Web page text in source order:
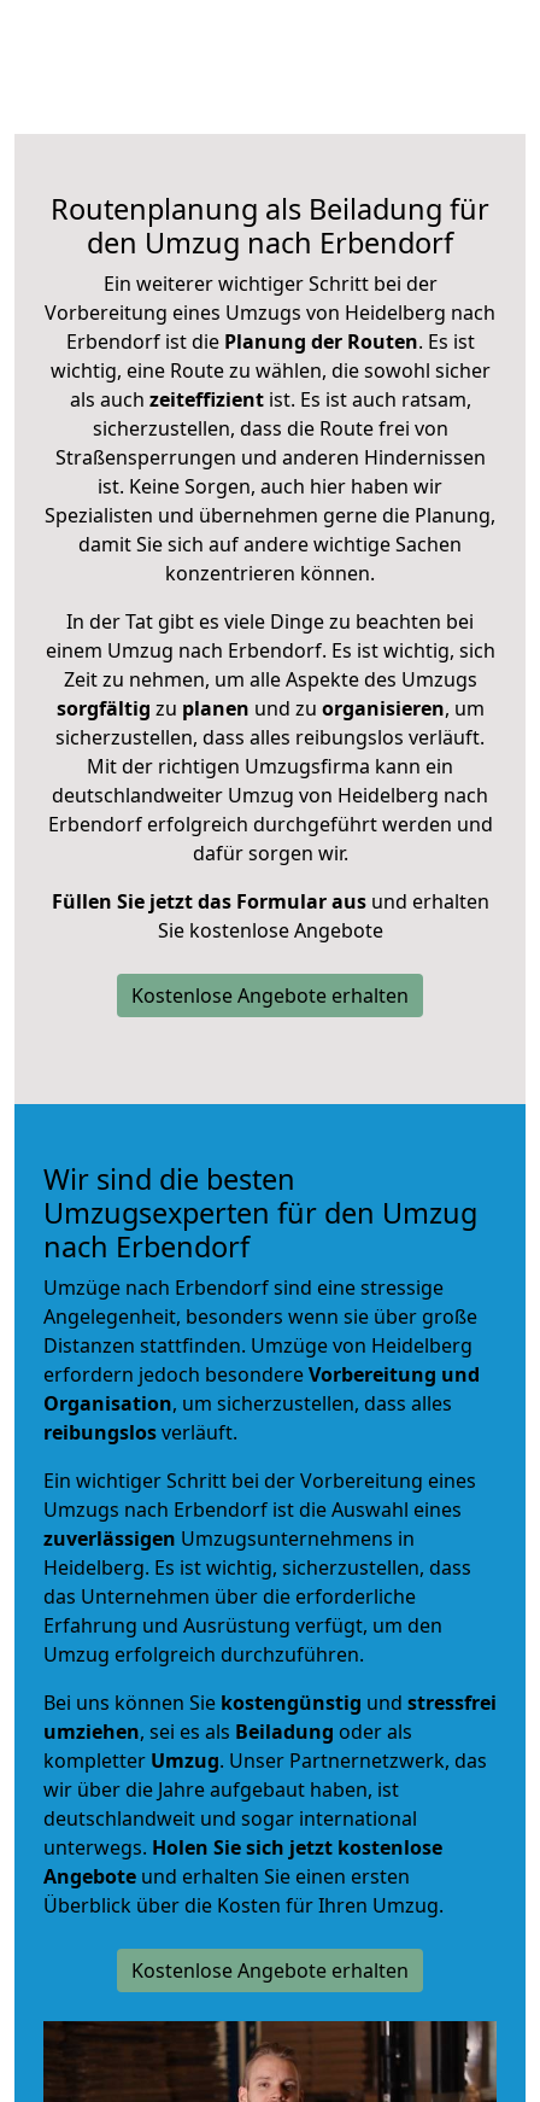
Routenplanung als Beiladung für
den Umzug nach Erbendorf
Ein weiterer wichtiger Schritt bei der
Vorbereitung eines Umzugs von Heidelberg nach
Erbendorf ist diePlanung der Routen. Es ist
wichtig, eine Route zu wählen, die sowohl sicher
als auch zeiteffizientist. Es ist auch ratsam,
sicherzustellen, dass die Route frei von
Straßensperrungen und anderen Hindernissen
ist. Keine Sorgen, auch hier haben wir
Spezialisten und übernehmen gerne die Planung,
damit Sie sich auf andere wichtige Sachen
konzentrieren können.
In der Tat gibt es viele Dinge zu beachten bei
einem Umzug nach Erbendorf. Es ist wichtig, sich
Zeit zu nehmen, um alle Aspekte des Umzugs
sorgfältig zu planen und zu organisieren, um
sicherzustellen, dass alles reibungslos verläuft.
Mit der richtigen Umzugsfirma kann ein
deutschlandweiter Umzug von Heidelberg nach
Erbendorf erfolgreich durchgeführt werden und
dafür sorgen wir.
Füllen Sie jetzt das Formular ausund erhalten
Sie kostenlose Angebote
Kostenlose Angebote erhalten
Wir sind die besten
Umzugsexperten für den Umzug
nach Erbendorf
Umzüge nach Erbendorf sind eine stressige
Angelegenheit, besonders wenn sie über große
Distanzen stattfinden. Umzüge von Heidelberg
erfordern jedoch besondereVorbereitung und
Organisation, um sicherzustellen, dass alles
reibungslosverläuft.
Ein wichtiger Schritt bei der Vorbereitung eines
Umzugs nach Erbendorf ist die Auswahl eines
zuverlässigen Umzugsunternehmens in
Heidelberg. Es ist wichtig, sicherzustellen, dass
das Unternehmen über die erforderliche
Erfahrung und Ausrüstung verfügt, um den
Umzug erfolgreich durchzuführen.
Bei uns können Sie kostengünstig und stressfrei
umziehen, sei es als Beiladung oder als
kompletter Umzug. Unser Partnernetzwerk, das
wir über die Jahre aufgebaut haben, ist
deutschlandweit und sogar international
unterwegs. Holen Sie sich jetzt kostenlose
Angebote und erhalten Sie einen ersten
Überblick über die Kosten für Ihren Umzug.
Kostenlose Angebote erhalten